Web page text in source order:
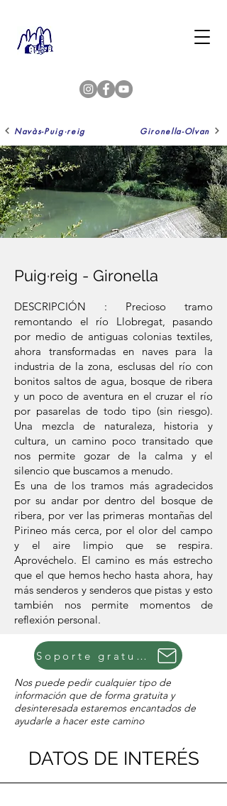
Navàs-Puig·reig Gironella-Olvan
Puig·reig - Gironella
DESCRIPCIÓN : Precioso tramo
remontando el río Llobregat, pasando
por medio de antiguas colonias textiles,
ahora transformadas en naves para la
industria de la zona, esclusas del río con
bonitos saltos de agua, bosque de ribera
y un poco de aventura en el cruzar el río
por pasarelas de todo tipo (sin riesgo).
Una mezcla de naturaleza, historia y
cultura, un camino poco transitado que
nos permite gozar de la calma y el
silencio que buscamos a menudo.
Es una de los tramos más agradecidos
por su andar por dentro del bosque de
ribera, por ver las primeras montañas del
Pirineo más cerca, por el olor del campo
y el aire limpio que se respira.
Aprovéchelo. El camino es más estrecho
que el que hemos hecho hasta ahora, hay
más senderos y senderos que pistas y esto
también nos permite momentos de
reflexión personal.
Soporte gratuito
Nos puede pedir cualquier tipo de
información que de forma gratuita y
desinteresada estaremos encantados de
ayudarle a hacer este camino
DATOS DE INTERÉS